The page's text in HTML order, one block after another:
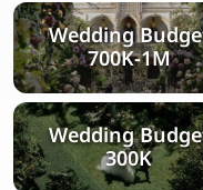
Wedding
700K-1M
Wedding
300K